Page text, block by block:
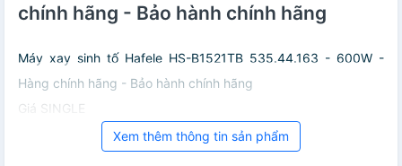
chính hãng - Bảo hành chính hãng
Máy xay sinh tố Hafele HS-B1521TB 535.44.163 - 600W -
Hàng chính hãng - Bảo hành chính hãng
Giá SINGLE
Xem thêm thông tin sản phẩm